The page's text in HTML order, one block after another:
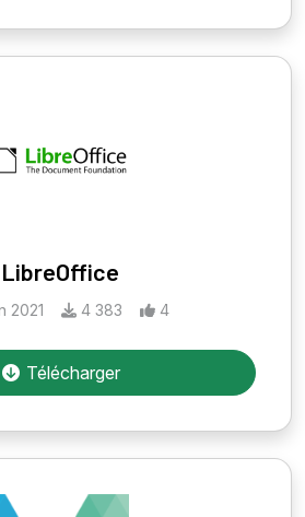
LibreOffice
2021 4 383 4
Télécharger